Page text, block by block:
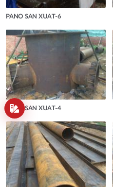
PANO SAN XUAT-6
PANO SAN XUAT-4